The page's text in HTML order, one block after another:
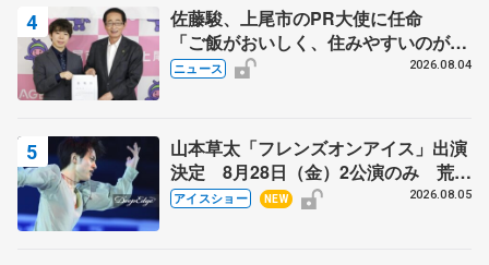
佐藤駿、上尾市のPR大使に任命
「ご飯がおいしく、住みやすいのが魅
力」
ニュース 2026.08.04
山本草太「フレンズオンアイス」出演
決定 8月28日（金）2公演のみ 荒川
静香さんプロデュース、20周年のアイ
アイスショー NEW 2026.08.05